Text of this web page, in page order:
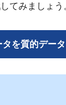
てみましょう
を質的データ